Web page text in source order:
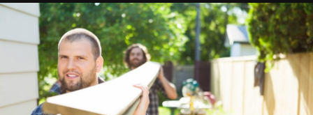
jakie
deski
na
taras